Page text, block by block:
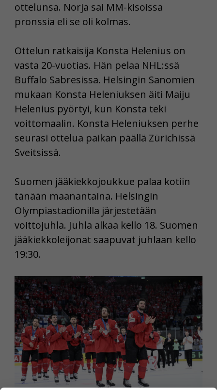
ottelunsa. Norja sai MM-kisoissa
pronssia eli se oli kolmas.
Ottelun ratkaisija Konsta Helenius on
vasta 20-vuotias. Hän pelaa NHL:ssä
Buffalo Sabresissa. Helsingin Sanomien
mukaan Konsta Heleniuksen äiti Maiju
Helenius pyörtyi, kun Konsta teki
voittomaalin. Konsta Heleniuksen perhe
seurasi ottelua paikan päällä Zürichissä
Sveitsissä.
Suomen jääkiekkojoukkue palaa kotiin
tänään maanantaina. Helsingin
Olympiastadionilla järjestetään
voittojuhla. Juhla alkaa kello 18. Suomen
jääkiekkoleijonat saapuvat juhlaan kello
19:30.